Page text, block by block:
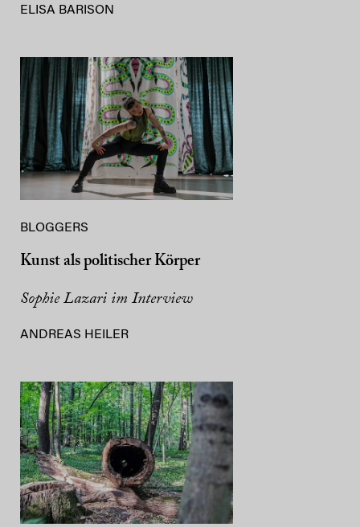
ELISA BARISON
BLOGGERS
Kunst als politischer Körper
Sophie Lazari im Interview
ANDREAS HEILER